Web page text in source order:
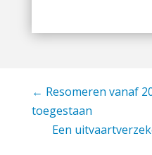
← Resomeren vanaf
toegestaan
Een